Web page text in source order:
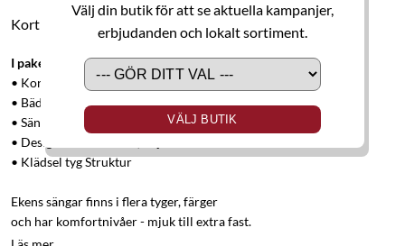
Välj din butik för att se aktuella kampanjer,
erbjudanden och lokalt sortiment.
VÄLJ BUTIK
Kort produktbeskrivning
I paketet ingår:
• Kontinentalsäng Ekens ELEGANS 180x200 cm
• Bäddmadrass Tempflex Softex 180x200 cm
• Sänggavel Ruta 180 cm
• Designben mattsvart, höjd 12 cm
• Klädsel tyg Struktur
Ekens sängar finns i flera tyger, färger
och har komfortnivåer - mjuk till extra fast.